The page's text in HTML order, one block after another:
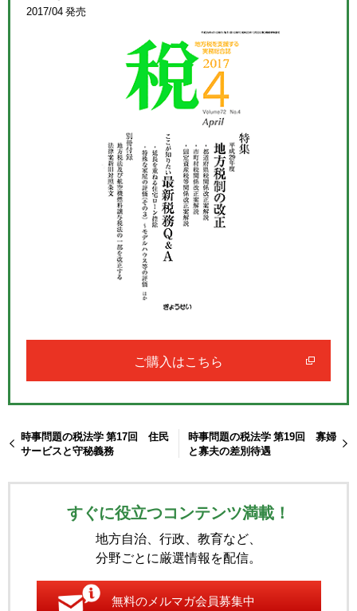
2017/04 発売
ご購入はこちら
時事問題の税法学 第17回 住民
サービスと守秘義務
時事問題の税法学 第19回 寡婦
と寡夫の差別待遇
すぐに役立つコンテンツ満載！
地方自治、行政、教育など、
分野ごとに厳選情報を配信。
無料のメルマガ会員募集中